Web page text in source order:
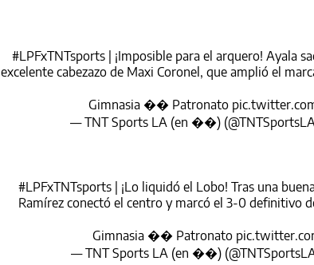
#LPFxTNTsports | ¡Imposible para el arquero! Ayala
excelente cabezazo de Maxi Coronel, que amplió el
Gimnasia �� Patronato
— TNT Sports LA (en ��)
#LPFxTNTsports | ¡Lo liquidó el Lobo! Tras una
Ramírez conectó el centro y marcó el 3-0 definitivo
Gimnasia �� Patronato
— TNT Sports LA (en ��)